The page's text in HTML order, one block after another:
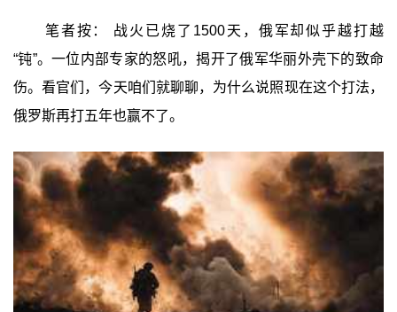
笔者按： 战火已烧了1500天，俄军却似乎越打越
“钝”。一位内部专家的怒吼，揭开了俄军华丽外壳下的致命
伤。看官们，今天咱们就聊聊，为什么说照现在这个打法，
俄罗斯再打五年也赢不了。